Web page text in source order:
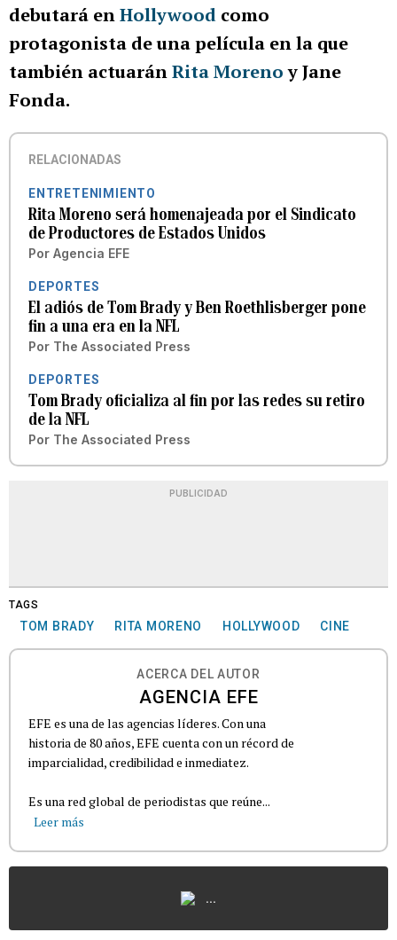
debutará enHollywood como
protagonista de una película en la que
también actuaránRita Morenoy Jane
Fonda.
RELACIONADAS
ENTRETENIMIENTO
Rita Moreno será homenajeada por el Sindicato
de Productores de Estados Unidos
Por Agencia EFE
DEPORTES
El adiós de Tom Brady y Ben Roethlisberger pone
fin a una era en la NFL
Por The Associated Press
DEPORTES
Tom Brady oficializa al fin por las redes su retiro
de la NFL
Por The Associated Press
PUBLICIDAD
TAGS
TOM BRADY RITA MORENO HOLLYWOOD CINE
ACERCA DEL AUTOR
AGENCIA EFE
EFE es una de las agencias líderes. Con una
historia de 80 años, EFE cuenta con un récord de
imparcialidad, credibilidad e inmediatez.
Es una red global de periodistas que reúne...
Leer más
...